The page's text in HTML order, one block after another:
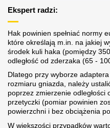
Ekspert radzi:
Hak powinien spełniać normy
które określają m.in. na jakiej
środek kuli haka (pomiędzy
odległość od zderzaka (65 -
Dlatego przy wyborze
rozmiaru gniazda, należy
poprzez zmierzenie odległości
przetyczki (pomiar powinien
powierzchni i bez obciążenia
W większości przypadków